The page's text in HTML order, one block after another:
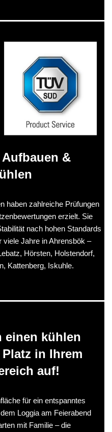
&
haben zahlreiche Prüfungen
erzielt. Sie
nach hohen Standards
Jahre in Ahrensbök –
Hörsten, Holstendorf,
Kattenberg, Iskuhle.
einen kühlen
in Ihrem
auf!
für ein entspanntes
Loggia am Feierabend
mit Familie – die